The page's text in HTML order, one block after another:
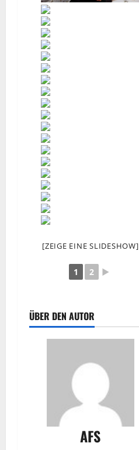
[ZEIGE EINE SLIDESHOW]
1 2 ►
ÜBER DEN AUTOR
AFS